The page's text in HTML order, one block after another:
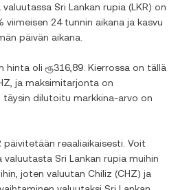
valuutassa Sri Lankan rupia (LKR) on
viimeisen 24 tunnin aikana ja kasvu
päivän aikana.
hinta oli ரூ316,89 . Kierrossa on tällä
, ja maksimitarjonta on
täysin dilutoitu markkina-arvo on
päivitetään reaaliaikaisesti. Voit
valuutasta Sri Lankan rupia muihin
joten valuutan Chiliz (CHZ) ja